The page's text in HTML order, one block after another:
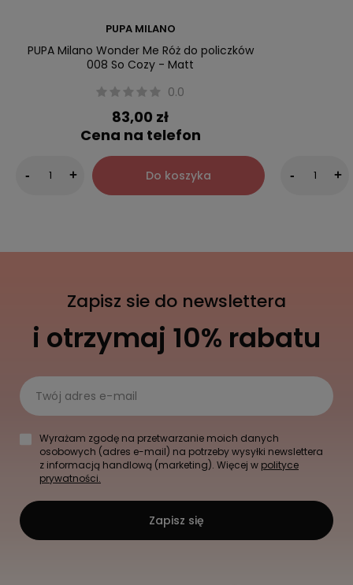
PUPA MILANO
PUPA Milano Wonder Me Róż do policzków
008 So Cozy - Matt
0.0
83,00 zł
Cena na telefon
- + Do koszyka - +
Zapisz sie do newslettera
i otrzymaj 10% rabatu
Twój adres e-mail
Wyrażam zgodę na przetwarzanie moich danych
osobowych (adres e-mail) na potrzeby wysyłki newslettera
z informacją handlową (marketing). Więcej w polityce
prywatności.
Zapisz się